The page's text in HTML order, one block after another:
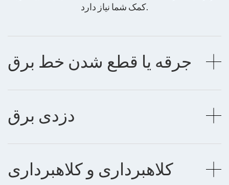
کمک شما نیاز دارد.
جرقه یا قطع شدن خط برق
دزدی برق
کلاهبرداری و کلاهبرداری